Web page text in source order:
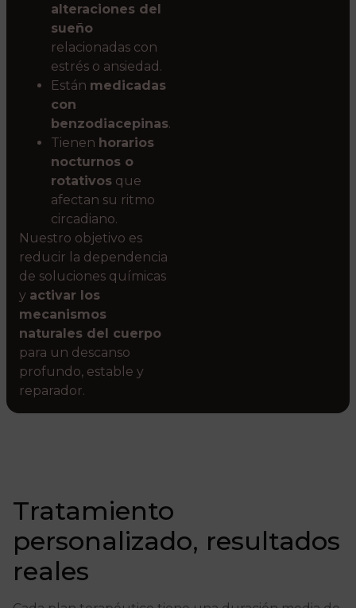
alteraciones del
sueño
relacionadas con
estrés o ansiedad.
Están medicadas
con
benzodiacepinas.
Tienen horarios
nocturnos o
rotativos que
afectan su ritmo
circadiano.
Nuestro objetivo es
reducir la dependencia
de soluciones químicas
y activar los
mecanismos
naturales del cuerpo
para un descanso
profundo, estable y
reparador.
Tratamiento
personalizado, resultados
reales